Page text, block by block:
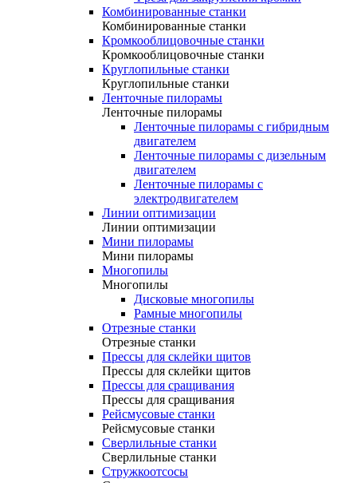
Комбинированные станки
Комбинированные станки
Кромкооблицовочные станки
Кромкооблицовочные станки
Круглопильные станки
Круглопильные станки
Ленточные пилорамы
Ленточные пилорамы
Ленточные пилорамы с гибридным
двигателем
Ленточные пилорамы с дизельным
двигателем
Ленточные пилорамы с
электродвигателем
Линии оптимизации
Линии оптимизации
Мини пилорамы
Мини пилорамы
Многопилы
Многопилы
Дисковые многопилы
Рамные многопилы
Отрезные станки
Отрезные станки
Прессы для склейки щитов
Прессы для склейки щитов
Прессы для сращивания
Прессы для сращивания
Рейсмусовые станки
Рейсмусовые станки
Сверлильные станки
Сверлильные станки
Стружкоотсосы